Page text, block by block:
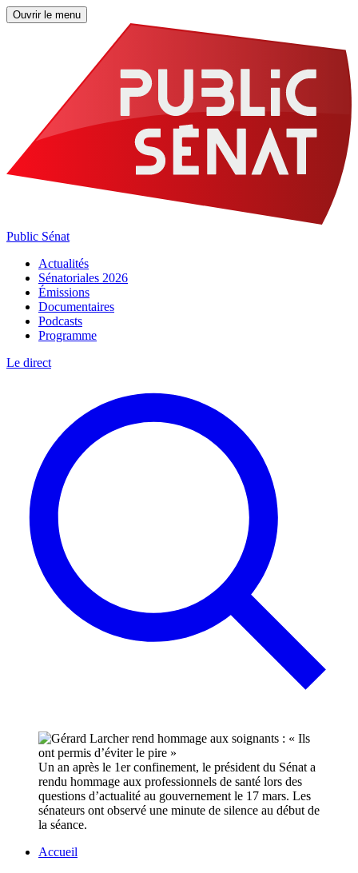
Ouvrir le menu
Public Sénat
Actualités
Sénatoriales 2026
Émissions
Documentaires
Podcasts
Programme
Le direct
Un an après le 1er confinement, le président du Sénat a
rendu hommage aux professionnels de santé lors des
questions d’actualité au gouvernement le 17 mars. Les
sénateurs ont observé une minute de silence au début de
la séance.
Accueil